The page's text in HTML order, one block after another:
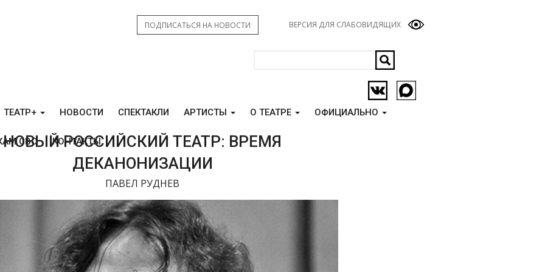
ВЕРСИЯ ДЛЯ СЛАБОВИДЯЩИХ
ПОДПИСАТЬСЯ НА НОВОСТИ
ТЕАТР+ НОВОСТИ СПЕКТАКЛИ АРТИСТЫ О ТЕАТРЕ ОФИЦИАЛЬНО
СВО КОНТАКТЫ
НОВЫЙ РОССИЙСКИЙ ТЕАТР: ВРЕМЯ
ДЕКАНОНИЗАЦИИ
ПАВЕЛ РУДНЕВ